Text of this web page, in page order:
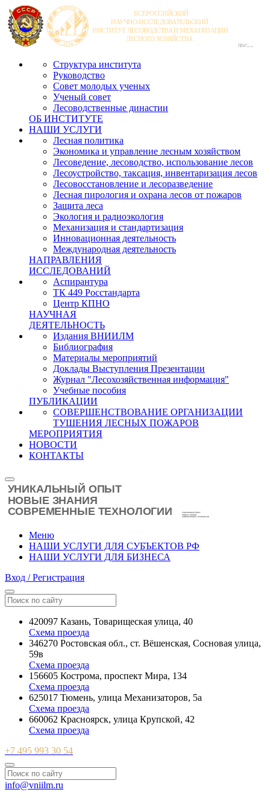
Структура института
Руководство
Совет молодых ученых
Ученый совет
Лесоводственные династии
ОБ ИНСТИТУТЕ
НАШИ УСЛУГИ
Лесная политика
Экономика и управление лесным хозяйством
Лесоведение, лесоводство, использование лесов
Лесоустройство, таксация, инвентаризация лесов
Лесовосстановление и лесоразведение
Лесная пирология и охрана лесов от пожаров
Защита леса
Экология и радиоэкология
Механизация и стандартизация
Инновационная деятельность
Международная деятельность
НАПРАВЛЕНИЯ
ИССЛЕДОВАНИЙ
Аспирантура
ТК 449 Росстандарта
Центр КПНО
НАУЧНАЯ
ДЕЯТЕЛЬНОСТЬ
Издания ВНИИЛМ
Библиография
Материалы мероприятий
Доклады Выступления Презентации
Журнал "Лесохозяйственная информация"
Учебные пособия
ПУБЛИКАЦИИ
СОВЕРШЕНСТВОВАНИЕ ОРГАНИЗАЦИИ
ТУШЕНИЯ ЛЕСНЫХ ПОЖАРОВ
МЕРОПРИЯТИЯ
НОВОСТИ
КОНТАКТЫ
Меню
НАШИ УСЛУГИ ДЛЯ СУБЪЕКТОВ РФ
НАШИ УСЛУГИ ДЛЯ БИЗНЕСА
Вход / Регистрация
420097 Казань, Товарищеская улица, 40
Схема проезда
346270 Ростовская обл., ст. Вёшенская, Сосновая улица,
59в
Схема проезда
156605 Кострома, проспект Мира, 134
Схема проезда
625017 Тюмень, улица Механизаторов, 5а
Схема проезда
660062 Красноярск, улица Крупской, 42
Схема проезда
+7 495 993 30 54
info@vniilm.ru